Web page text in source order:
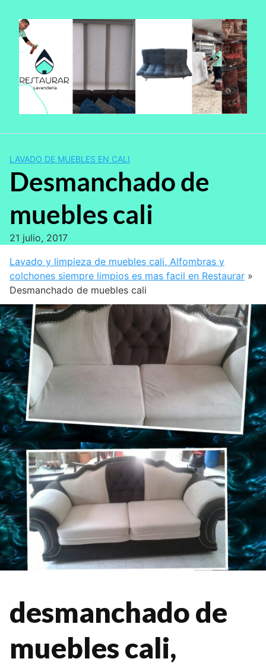
contenido
LAVADO DE MUEBLES EN CALI
Desmanchado de
muebles cali
21 julio, 2017
Lavado y limpieza de muebles cali, Alfombras y
colchones siempre limpios es mas facil en Restaurar »
Desmanchado de muebles cali
desmanchado de
muebles cali,